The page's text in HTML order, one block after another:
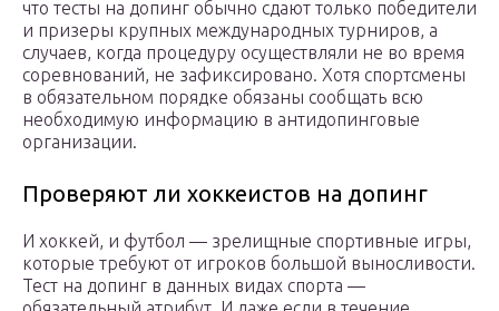
что тесты на допинг обычно сдают только победители
и призеры крупных международных турниров, а
случаев, когда процедуру осуществляли не во время
соревнований, не зафиксировано. Хотя спортсмены
в обязательном порядке обязаны сообщать всю
необходимую информацию в антидопинговые
организации.
Проверяют ли хоккеистов на допинг
И хоккей, и футбол — зрелищные спортивные игры,
которые требуют от игроков большой выносливости.
Тест на допинг в данных видах спорта —